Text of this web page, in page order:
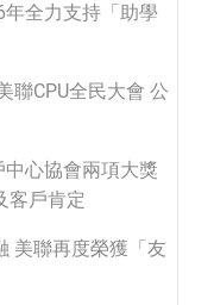
全力支持「助學
聯CPU全民大會 公
心協會兩項大獎
客戶肯定
美聯再度榮獲「友